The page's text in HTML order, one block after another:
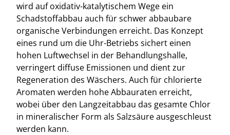
wird auf oxidativ-katalytischem Wege ein
Schadstoffabbau auch für schwer abbaubare
organische Verbindungen erreicht. Das Konzept
eines rund um die Uhr-Betriebs sichert einen
hohen Luftwechsel in der Behandlungshalle,
verringert diffuse Emissionen und dient zur
Regeneration des Wäschers. Auch für chlorierte
Aromaten werden hohe Abbauraten erreicht,
wobei über den Langzeitabbau das gesamte Chlor
in mineralischer Form als Salzsäure ausgeschleust
werden kann.